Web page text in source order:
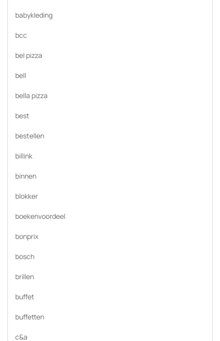
babykleding
bcc
bel pizza
bell
bella pizza
best
bestellen
billink
binnen
blokker
boekenvoordeel
bonprix
bosch
brillen
buffet
buffetten
c&a